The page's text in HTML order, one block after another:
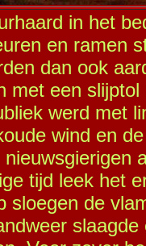
in het
en ramen
dan ook
met een
werd met
wind en
nieuwsgierigen
tijd leek het
sloegen de